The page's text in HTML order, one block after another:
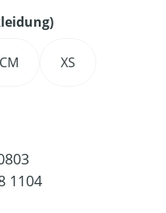
auswählen
XS
1104